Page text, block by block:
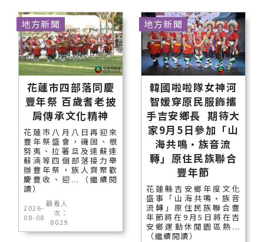
花蓮市四部落同慶
豐年祭 百歲耆老披
肩傳承文化精神
花蓮市八月八日再迎來
豐年祭盛會，磯固、根
努夷、拉署旦及達蘇達
蘇湳等四個部落接力舉
辦豐年祭，族人齊聚歡
慶豐收、迎...（繼續閱
讀）
2026-
08-08
觀看人
次：
8029
地方新聞
韓國啦啦隊女神河
智媛穿原民服飾攜
手吉安鄉長 期待大
家9月5日參加「山
海共鳴•族音流
轉」原住民族聯合
豐年節
花蓮縣吉安鄉年度文化
盛事「山海共鳴•族音
流轉」原住民族聯合豐
年節將在9月5日將在吉
安鄉運動休閒園區熱...
（繼續閱讀）
地方新聞